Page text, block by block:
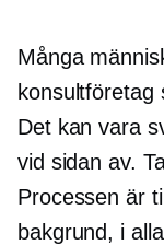
Många
konsultföretag
Det kan vara
vid sidan av.
Processen är
bakgrund, i